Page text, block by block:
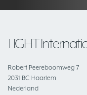
LIGHT
Robert Peereboomweg 7
2031 BC Haarlem
Nederland